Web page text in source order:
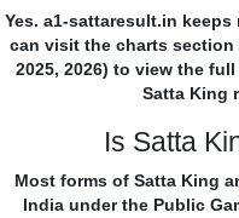
Yes. a1-sattaresult.in
can visit the charts section
2025, 2026) to view the
Satta King
Is Satta
Most forms of Satta King
India under the Public